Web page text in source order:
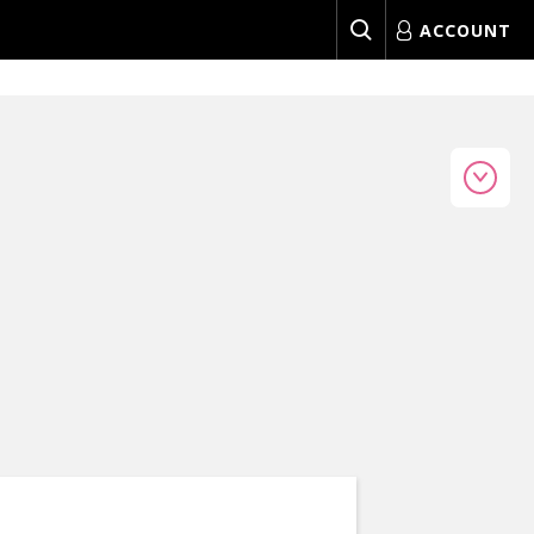
ACCOUNT